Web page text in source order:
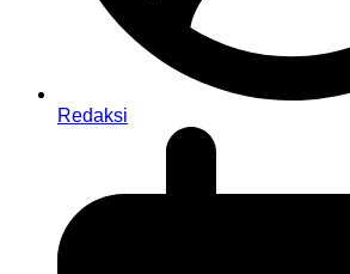
Redaksi